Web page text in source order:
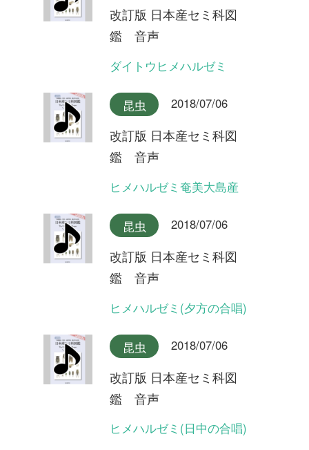
昆虫 2018/07/06
改訂版 日本産セミ科図
大島産(合唱)
昆虫 2018/07/06
改訂版 日本産セミ科図
大島産
昆虫 2018/07/06
改訂版 日本産セミ科図
リュウキュウアブラゼミ沖縄
本島産
昆虫
改訂版 日本産セミ科図
アブラゼミ